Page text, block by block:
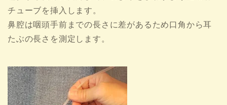
チューブを挿入します。
鼻腔は咽頭手前までの長さに差があるため口角から耳
たぶの長さを測定します。